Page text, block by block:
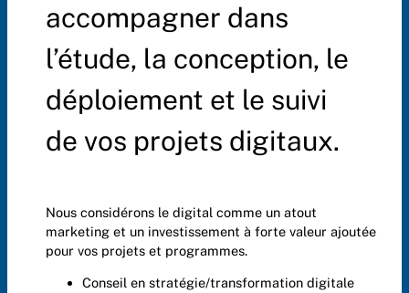
accompagner dans
l’étude, la conception, le
déploiement et le suivi
de vos projets digitaux.
Nous considérons le digital comme un atout
marketing et un investissement à forte valeur ajoutée
pour vos projets et programmes.
Conseil en stratégie/transformation digitale